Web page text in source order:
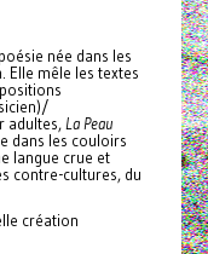
née dans les
Elle mêle les textes
adultes, La Peau
dans les couloirs
langue crue et
contre-cultures, du
création